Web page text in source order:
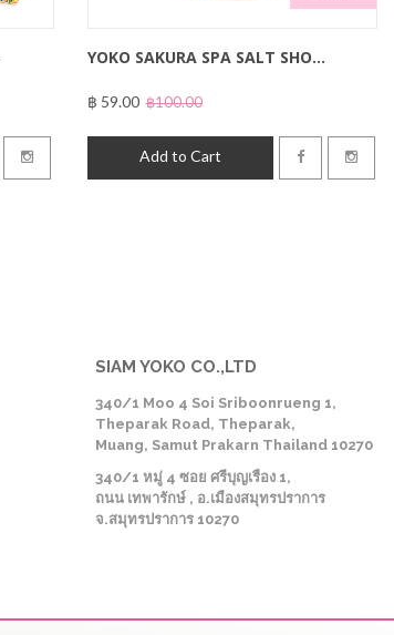
YOKO SAKURA SPA SALT SHO...
฿ 59.00฿100.00
Add to Cart
SIAM YOKO CO.,LTD
340/1 Moo 4 Soi Sriboonrueng 1,
Theparak Road, Theparak,
Muang, Samut Prakarn Thailand 10270
340/1 หมู่ 4 ซอย ศรีบุญเรือง 1,
ถนน เทพารักษ์ , อ.เมืองสมุทรปราการ
จ.สมุทรปราการ 10270